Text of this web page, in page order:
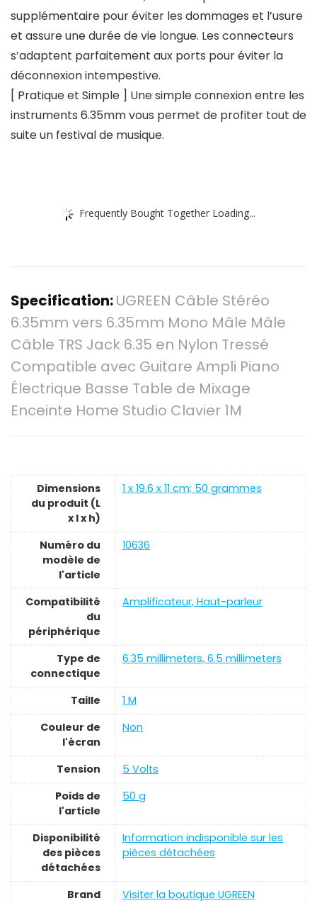
supplémentaire pour éviter les dommages et l’usure
et assure une durée de vie longue. Les connecteurs
s’adaptent parfaitement aux ports pour éviter la
déconnexion intempestive.
[ Pratique et Simple ] Une simple connexion entre les
instruments 6.35mm vous permet de profiter tout de
suite un festival de musique.
Frequently Bought Together Loading...
Specification:UGREEN Câble Stéréo
6.35mm vers 6.35mm Mono Mâle Mâle
Câble TRS Jack 6.35 en Nylon Tressé
Compatible avec Guitare Ampli Piano
Électrique Basse Table de Mixage
Enceinte Home Studio Clavier 1M
Dimensions
du produit (L
x l x h)
‎1 x 19.6 x 11 cm; 50 grammes
Numéro du
modèle de
l'article
‎10636
Compatibilité
du
périphérique
‎Amplificateur, Haut-parleur
Type de
connectique
‎6.35 millimeters, 6.5 millimeters
Taille
‎1 M
Couleur de
l'écran
‎Non
Tension
‎5 Volts
Poids de
l'article
‎50 g
Disponibilité
des pièces
détachées
‎Information indisponible sur les
pièces détachées
Brand Visiter la boutique UGREEN